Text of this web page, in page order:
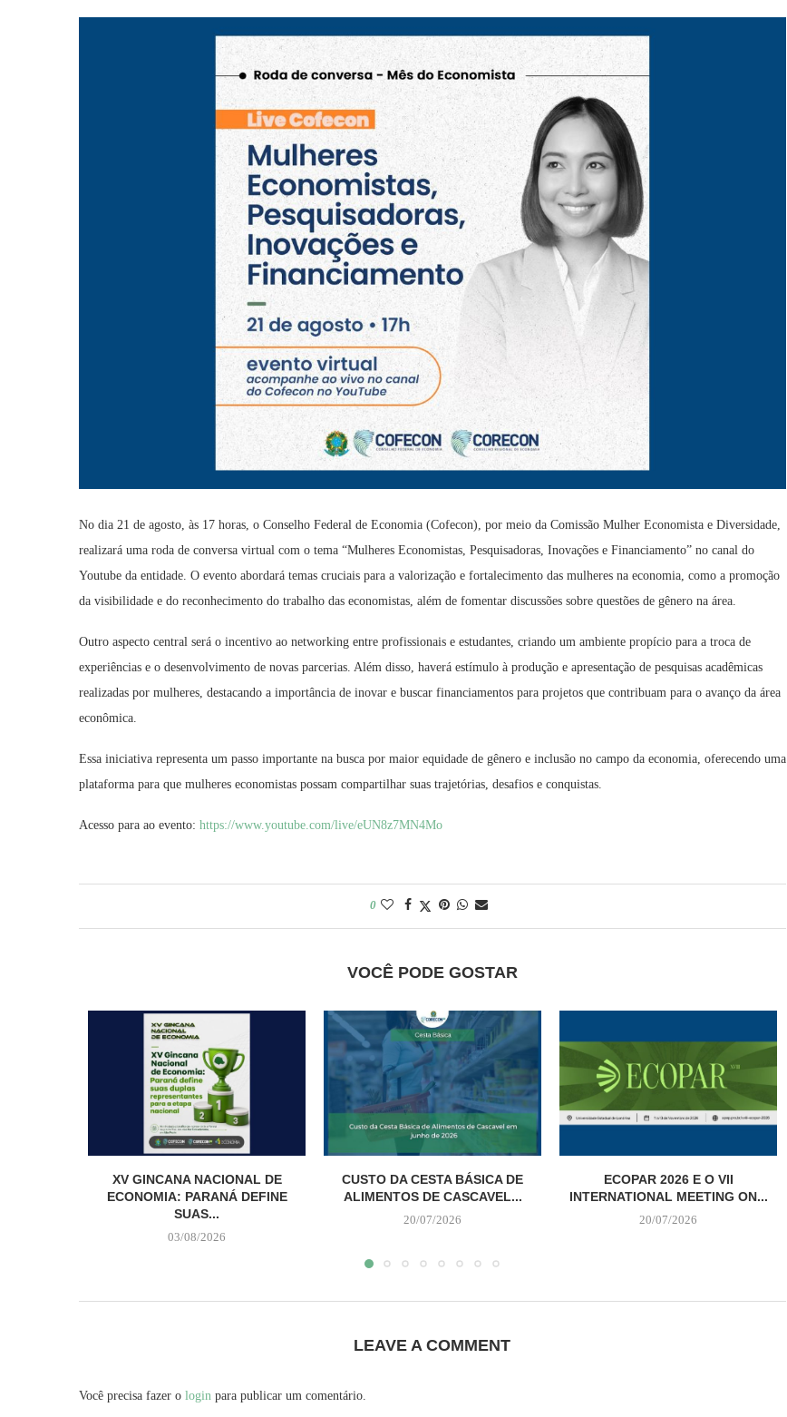
No dia 21 de agosto, às 17 horas, o Conselho Federal de Economia (Cofecon), por meio da Comissão Mulher Economista e Diversidade,
realizará uma roda de conversa virtual com o tema “Mulheres Economistas, Pesquisadoras, Inovações e Financiamento” no canal do
Youtube da entidade. O evento abordará temas cruciais para a valorização e fortalecimento das mulheres na economia, como a promoção
da visibilidade e do reconhecimento do trabalho das economistas, além de fomentar discussões sobre questões de gênero na área.
Outro aspecto central será o incentivo ao networking entre profissionais e estudantes, criando um ambiente propício para a troca de
experiências e o desenvolvimento de novas parcerias. Além disso, haverá estímulo à produção e apresentação de pesquisas acadêmicas
realizadas por mulheres, destacando a importância de inovar e buscar financiamentos para projetos que contribuam para o avanço da área
econômica.
Essa iniciativa representa um passo importante na busca por maior equidade de gênero e inclusão no campo da economia, oferecendo uma
plataforma para que mulheres economistas possam compartilhar suas trajetórias, desafios e conquistas.
Acesso para ao evento: https://www.youtube.com/live/eUN8z7MN4Mo
0
VOCÊ PODE GOSTAR
XV GINCANA NACIONAL DE
ECONOMIA: PARANÁ DEFINE
SUAS...
03/08/2026
CUSTO DA CESTA BÁSICA DE
ALIMENTOS DE CASCAVEL...
20/07/2026
ECOPAR 2026 E O VII
INTERNATIONAL MEETING ON...
20/07/2026
LEAVE A COMMENT
Você precisa fazer o login para publicar um comentário.